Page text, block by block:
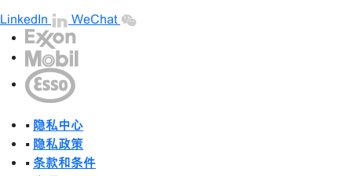
LinkedIn WeChat
• 隐私中心
• 隐私政策
• 条款和条件